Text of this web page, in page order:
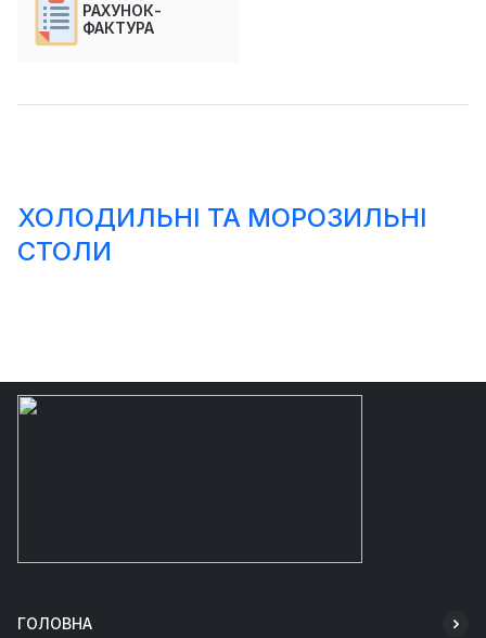
РАХУНОК-
ФАКТУРА
ХОЛОДИЛЬНІ ТА МОРОЗИЛЬНІ
СТОЛИ
ГОЛОВНА